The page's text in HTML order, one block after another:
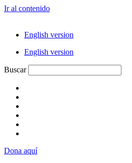
Ir al contenido
English version
English version
Buscar
Dona aquí